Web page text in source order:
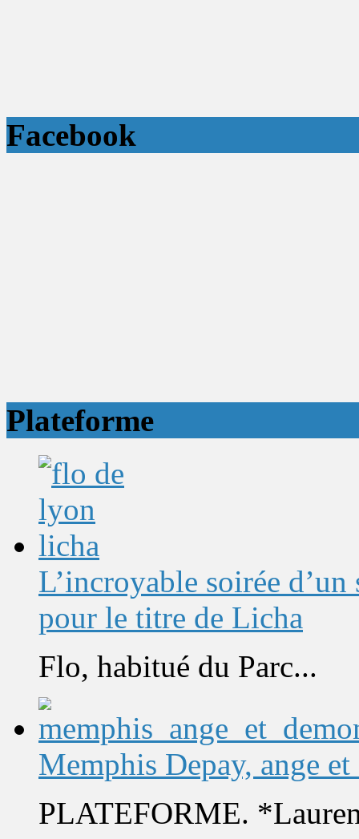
Facebook
Plateforme
L’incroyable soirée
pour le titre de Licha
Flo, habitué du Parc...
Memphis Depay, ange et
PLATEFORME.